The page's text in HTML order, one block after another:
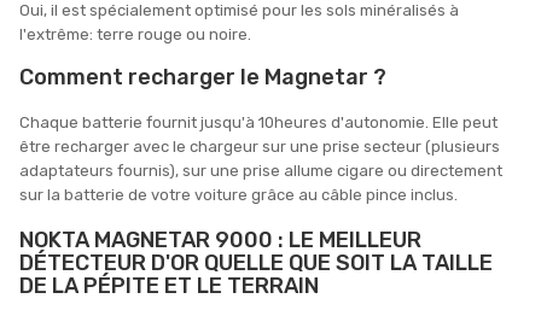
Oui, il est spécialement optimisé pour les sols minéralisés à
l'extrême: terre rouge ou noire.
Comment recharger le Magnetar ?
Chaque batterie fournit jusqu'à 10heures d'autonomie. Elle peut
être recharger avec le chargeur sur une prise secteur (plusieurs
adaptateurs fournis), sur une prise allume cigare ou directement
sur la batterie de votre voiture grâce au câble pince inclus.
NOKTA MAGNETAR 9000 : LE MEILLEUR
DÉTECTEUR D'OR QUELLE QUE SOIT LA TAILLE
DE LA PÉPITE ET LE TERRAIN